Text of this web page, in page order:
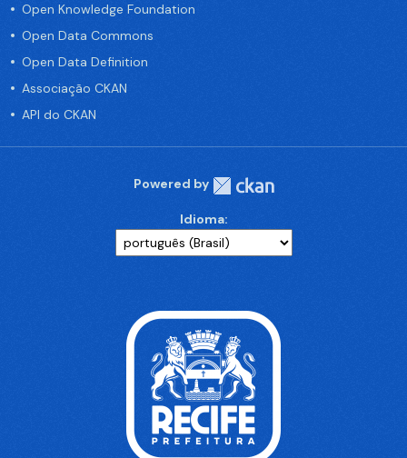
Open Knowledge Foundation
Open Data Commons
Open Data Definition
Associação CKAN
API do CKAN
Powered by
Idioma